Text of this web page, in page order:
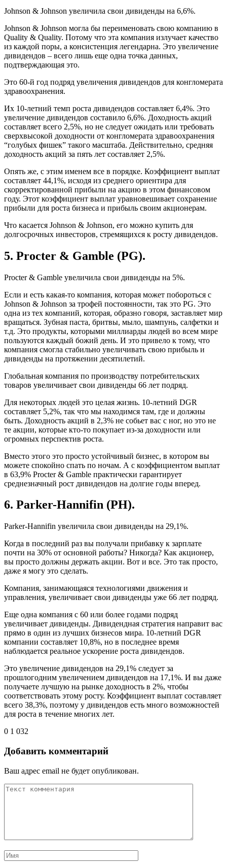
Johnson & Johnson увеличила свои дивиденды на 6,6%.
Johnson & Johnson могла бы переименовать свою компанию в
Quality & Quality. Потому что эта компания излучает качество
из каждой поры, а консистенция легендарна. Это увеличение
дивидендов – всего лишь еще одна точка данных,
подтверждающая это.
Это 60-й год подряд увеличения дивидендов для конгломерата
здравоохранения.
Их 10-летний темп роста дивидендов составляет 6,4%. Это
увеличение дивидендов составило 6,6%. Доходность акций
составляет всего 2,5%, но не следует ожидать или требовать
сверхвысокой доходности от конгломерата здравоохранения
“голубых фишек” такого масштаба. Действительно, средняя
доходность акций за пять лет составляет 2,5%.
Опять же, с этим именем все в порядке. Коэффициент выплат
составляет 44,1%, исходя из среднего ориентира для
скорректированной прибыли на акцию в этом финансовом
году. Этот коэффициент выплат уравновешивает сохранение
прибыли для роста бизнеса и прибыль своим акционерам.
Что касается Johnson & Johnson, его можно купить для
долгосрочных инвесторов, стремящихся к росту дивидендов.
5. Procter & Gamble (PG).
Procter & Gamble увеличила свои дивиденды на 5%.
Если и есть какая-то компания, которая может побороться с
Johnson & Johnson за трофей постоянности, так это PG. Это
одна из тех компаний, которая, образно говоря, заставляет мир
вращаться. Зубная паста, бритвы, мыло, шампунь, салфетки и
т.д. Это продукты, которыми миллиарды людей во всем мире
пользуются каждый божий день. И это привело к тому, что
компания смогла стабильно увеличивать свою прибыль и
дивиденды на протяжении десятилетий.
Глобальная компания по производству потребительских
товаров увеличивает свои дивиденды 66 лет подряд.
Для некоторых людей это целая жизнь. 10-летний DGR
составляет 5,2%, так что мы находимся там, где и должны
быть. Доходность акций в 2,3% не собьет вас с ног, но это не
те акции, которые кто-то покупает из-за доходности или
огромных перспектив роста.
Вместо этого это просто устойчивый бизнес, в котором вы
можете спокойно спать по ночам. А с коэффициентом выплат
в 63,9% Procter & Gamble практически гарантирует
среднезначный рост дивидендов на долгие годы вперед.
6. Parker-Hannifin (PH).
Parker-Hannifin увеличила свои дивиденды на 29,1%.
Когда в последний раз вы получали прибавку к зарплате
почти на 30% от основной работы? Никогда? Как акционер,
вы просто должны держать акции. Вот и все. Это так просто,
даже я могу это сделать.
Компания, занимающаяся технологиями движения и
управления, увеличивает свои дивиденды уже 66 лет подряд.
Еще одна компания с 60 или более годами подряд
увеличивает дивиденды. Дивидендная стратегия направит вас
прямо в один из лучших бизнесов мира. 10-летний DGR
компании составляет 10,8%, но в последнее время
наблюдается реальное ускорение роста дивидендов.
Это увеличение дивидендов на 29,1% следует за
прошлогодним увеличением дивидендов на 17,1%. И вы даже
получаете лучшую на рынке доходность в 2%, чтобы
соответствовать этому росту. Коэффициент выплат составляет
всего 38,3%, поэтому у дивидендов есть много возможностей
для роста в течение многих лет.
0 1 032
Добавить комментарий
Ваш адрес email не будет опубликован.